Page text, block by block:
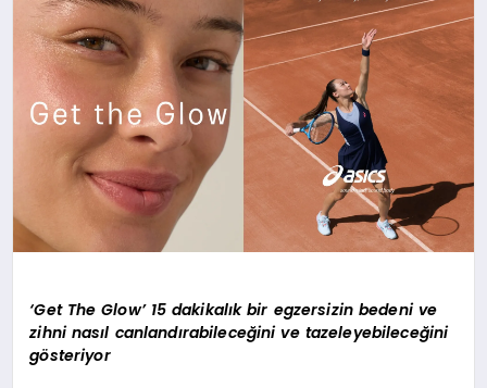
‘Get The Glow’ 15 dakikalık bir egzersizin bedeni ve
zihni nasıl canlandırabileceğini ve tazeleyebileceğini
gösteriyor